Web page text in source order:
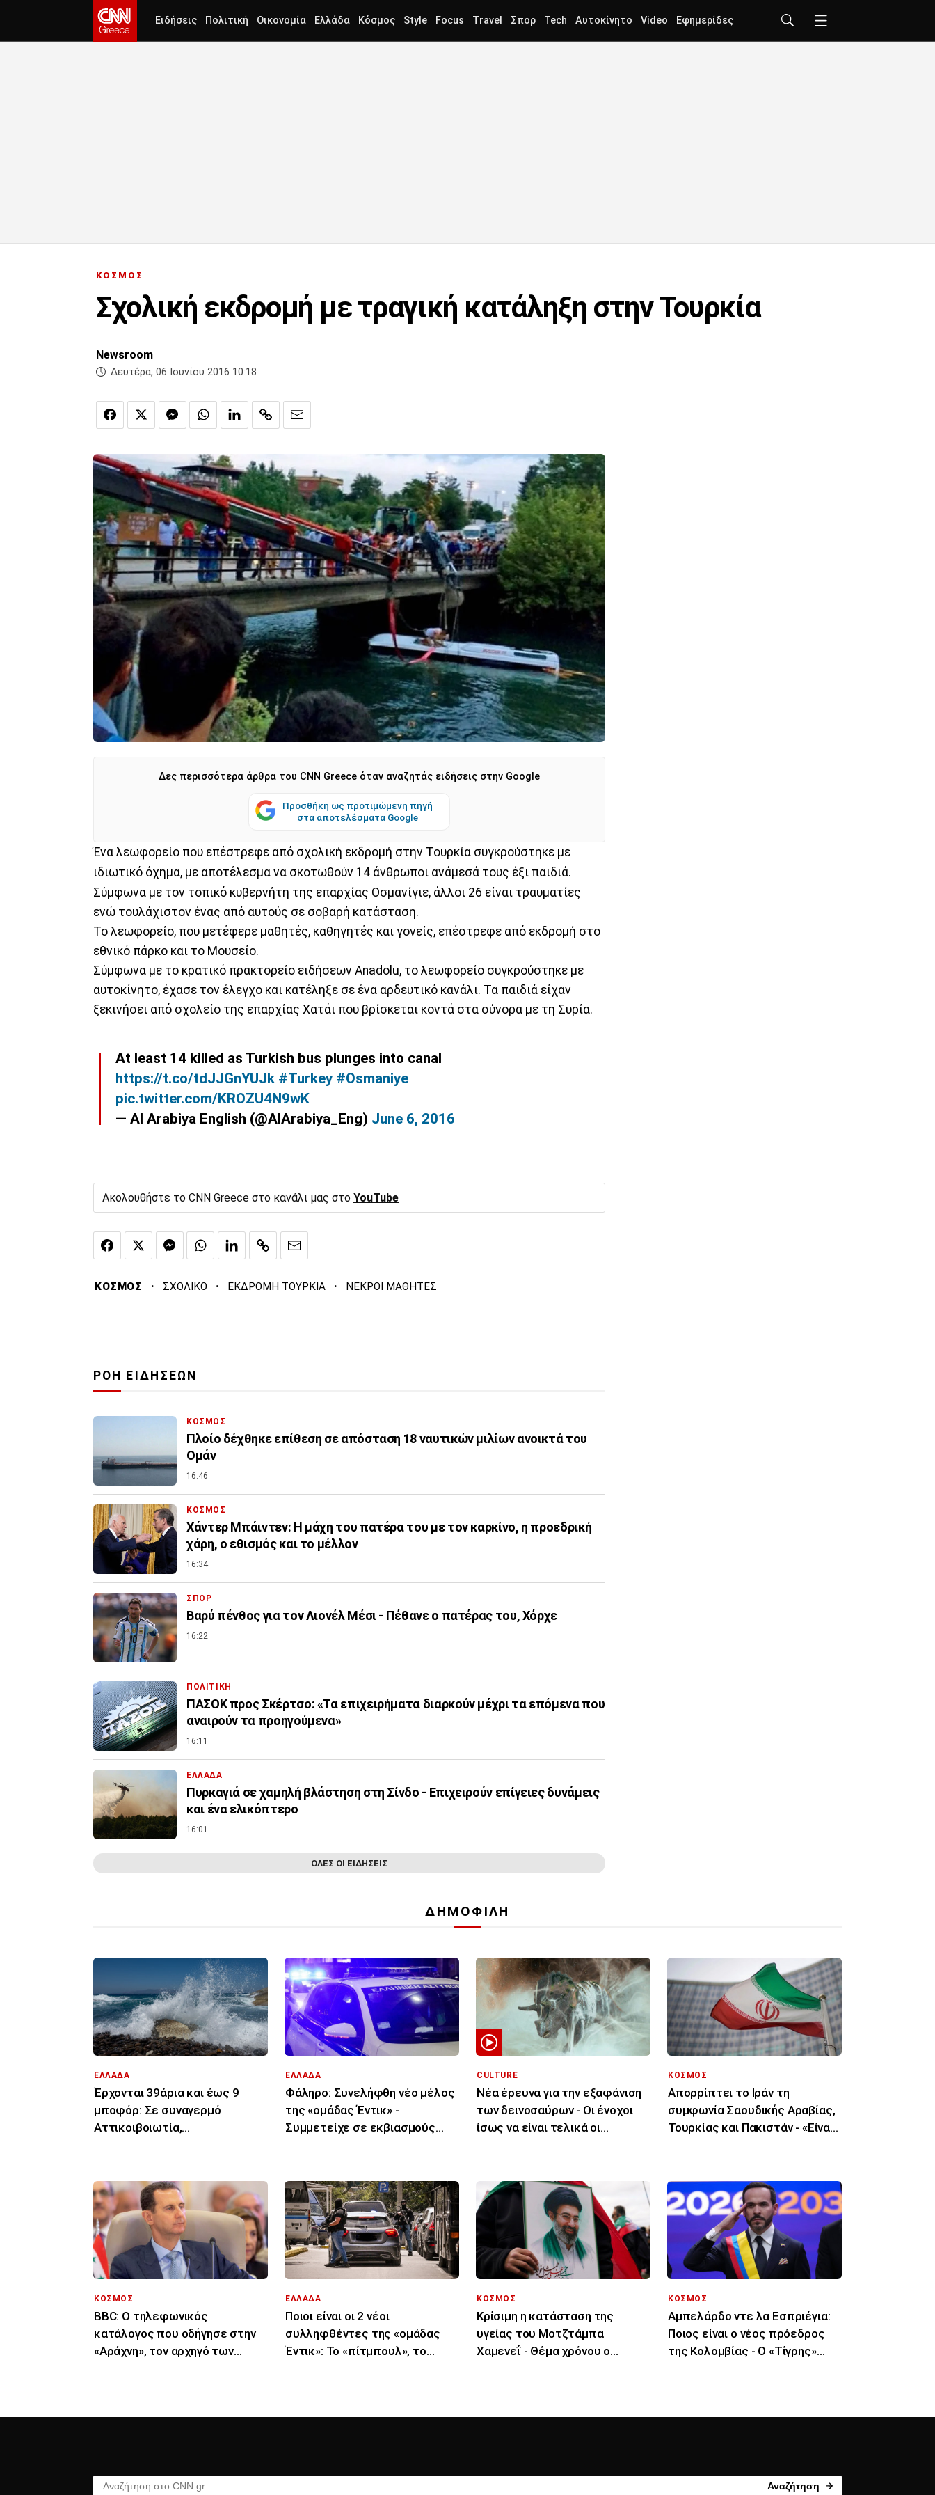
Ειδήσεις Πολιτική Οικονομία Ελλάδα Κόσμος Style Focus Travel Σπορ Tech Αυτοκίνητο Video Εφημερίδες
ΚΟΣΜΟΣ
Σχολική εκδρομή με τραγική κατάληξη στην Τουρκία
Newsroom
Δευτέρα, 06 Ιουνίου 2016 10:18
Δες περισσότερα άρθρα του CNN Greece όταν αναζητάς ειδήσεις στην Google
Προσθήκη ως προτιμώμενη πηγή
στα αποτελέσματα Google
Ένα λεωφορείο που επέστρεφε από σχολική εκδρομή στην Τουρκία συγκρούστηκε με
ιδιωτικό όχημα, με αποτέλεσμα να σκοτωθούν 14 άνθρωποι ανάμεσά τους έξι παιδιά.
Σύμφωνα με τον τοπικό κυβερνήτη της επαρχίας Οσμανίγιε, άλλοι 26 είναι τραυματίες
ενώ τουλάχιστον ένας από αυτούς σε σοβαρή κατάσταση.
Το λεωφορείο, που μετέφερε μαθητές, καθηγητές και γονείς, επέστρεφε από εκδρομή στο
εθνικό πάρκο και το Μουσείο.
Σύμφωνα με το κρατικό πρακτορείο ειδήσεων Anadolu, το λεωφορείο συγκρούστηκε με
αυτοκίνητο, έχασε τον έλεγχο και κατέληξε σε ένα αρδευτικό κανάλι. Τα παιδιά είχαν
ξεκινήσει από σχολείο της επαρχίας Χατάι που βρίσκεται κοντά στα σύνορα με τη Συρία.
At least 14 killed as Turkish bus plunges into canal
https://t.co/tdJJGnYUJk #Turkey #Osmaniye
pic.twitter.com/KROZU4N9wK
— Al Arabiya English (@AlArabiya_Eng) June 6, 2016
Ακολουθήστε το CNN Greece στο κανάλι μας στο YouTube
ΚΟΣΜΟΣ · ΣΧΟΛΙΚΟ · ΕΚΔΡΟΜΗ ΤΟΥΡΚΙΑ · ΝΕΚΡΟΙ ΜΑΘΗΤΕΣ
ΡΟΗ ΕΙΔΗΣΕΩΝ
ΚΟΣΜΟΣ
Πλοίο δέχθηκε επίθεση σε απόσταση 18 ναυτικών μιλίων ανοικτά του
Ομάν
16:46
ΚΟΣΜΟΣ
Χάντερ Μπάιντεν: Η μάχη του πατέρα του με τον καρκίνο, η προεδρική
χάρη, ο εθισμός και το μέλλον
16:34
ΣΠΟΡ
Βαρύ πένθος για τον Λιονέλ Μέσι - Πέθανε ο πατέρας του, Χόρχε
16:22
ΠΟΛΙΤΙΚΗ
ΠΑΣΟΚ προς Σκέρτσο: «Τα επιχειρήματα διαρκούν μέχρι τα επόμενα που
αναιρούν τα προηγούμενα»
16:11
ΕΛΛΑΔΑ
Πυρκαγιά σε χαμηλή βλάστηση στη Σίνδο - Επιχειρούν επίγειες δυνάμεις
και ένα ελικόπτερο
16:01
ΟΛΕΣ ΟΙ ΕΙΔΗΣΕΙΣ
ΔΗΜΟΦΙΛΗ
ΕΛΛΑΔΑ
Έρχονται 39άρια και έως 9
μποφόρ: Σε συναγερμό
Αττικοιβοιωτία,
ΕΛΛΑΔΑ
Φάληρο: Συνελήφθη νέο μέλος
της «ομάδας Έντικ» -
Συμμετείχε σε εκβιασμούς
CULTURE
Νέα έρευνα για την εξαφάνιση
των δεινοσαύρων - Οι ένοχοι
ίσως να είναι τελικά οι
ΚΟΣΜΟΣ
Απορρίπτει το Ιράν τη
συμφωνία Σαουδικής Αραβίας,
Τουρκίας και Πακιστάν - «Είναι
ΚΟΣΜΟΣ
BBC: Ο τηλεφωνικός
κατάλογος που οδήγησε στην
«Αράχνη», τον αρχηγό των
ΕΛΛΑΔΑ
Ποιοι είναι οι 2 νέοι
συλληφθέντες της «ομάδας
Έντικ»: Το «πίτμπουλ», το
ΚΟΣΜΟΣ
Κρίσιμη η κατάσταση της
υγείας του Μοτζτάμπα
Χαμενεΐ - Θέμα χρόνου ο
ΚΟΣΜΟΣ
Αμπελάρδο ντε λα Εσπριέγια:
Ποιος είναι ο νέος πρόεδρος
της Κολομβίας - Ο «Τίγρης»
Αναζήτηση στο CNN.gr Αναζήτηση